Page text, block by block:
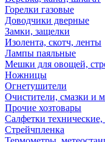
Горелки газовые
Доводчики дверные
Замки, защелки
Изолента, скотч, ленты
Лампы паяльные
Мешки для овощей,
Ножницы
Огнетушители
Очистители, смазки и
Прочие хозтовары
Салфетки
Стрейчпленка